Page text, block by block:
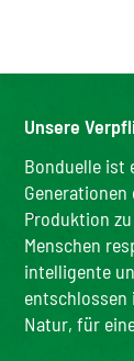
Unsere
Bonduelle ist
Produktion
Menschen
intelligente
Natur, für